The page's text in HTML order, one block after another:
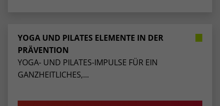
YOGA UND PILATES ELEMENTE IN DER
PRÄVENTION
YOGA- UND PILATES-IMPULSE FÜR EIN
GANZHEITLICHES,...